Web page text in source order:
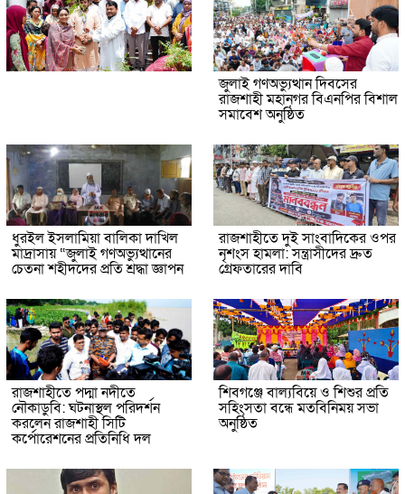
জুলাই গণঅভ্যুত্থান দিবসের
রাজশাহী মহানগর বিএনপির বিশাল
সমাবেশ অনুষ্ঠিত
ধুরইল ইসলামিয়া বালিকা দাখিল
মাদ্রাসায় “জুলাই গণঅভ্যুত্থানের
চেতনা শহীদদের প্রতি শ্রদ্ধা জ্ঞাপন
রাজশাহীতে দুই সাংবাদিকের ওপর
নৃশংস হামলা: সন্ত্রাসীদের দ্রুত
গ্রেফতারের দাবি
রাজশাহীতে পদ্মা নদীতে
নৌকাডুবি: ঘটনাস্থল পরিদর্শন
করলেন রাজশাহী সিটি
কর্পোরেশনের প্রতিনিধি দল
শিবগঞ্জে বাল্যবিয়ে ও শিশুর প্রতি
সহিংসতা বন্ধে মতবিনিময় সভা
অনুষ্ঠিত